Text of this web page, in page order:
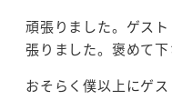
頑張りました。ゲス
張りました。褒めて下
おそらく僕以上にゲス